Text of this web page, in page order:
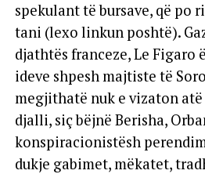
spekulant të bursave, që po
tani (lexo linkun poshtë).
djathtës franceze, Le Figaro
ideve shpesh majtiste të
megjithatë nuk e vizaton
djalli, siç bëjnë Berisha,
konspiracionistësh
dukje gabimet, mëkatet,